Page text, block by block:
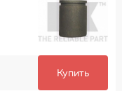
Купить